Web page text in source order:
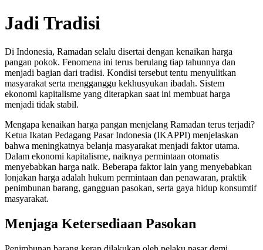
Jadi Tradisi
Di Indonesia, Ramadan selalu disertai dengan kenaikan harga
pangan pokok. Fenomena ini terus berulang tiap tahunnya dan
menjadi bagian dari tradisi. Kondisi tersebut tentu menyulitkan
masyarakat serta mengganggu kekhusyukan ibadah. Sistem
ekonomi kapitalisme yang diterapkan saat ini membuat harga
menjadi tidak stabil.
Mengapa kenaikan harga pangan menjelang Ramadan terus terjadi?
Ketua Ikatan Pedagang Pasar Indonesia (IKAPPI) menjelaskan
bahwa meningkatnya belanja masyarakat menjadi faktor utama.
Dalam ekonomi kapitalisme, naiknya permintaan otomatis
menyebabkan harga naik. Beberapa faktor lain yang menyebabkan
lonjakan harga adalah hukum permintaan dan penawaran, praktik
penimbunan barang, gangguan pasokan, serta gaya hidup konsumtif
masyarakat.
Menjaga Ketersediaan Pasokan